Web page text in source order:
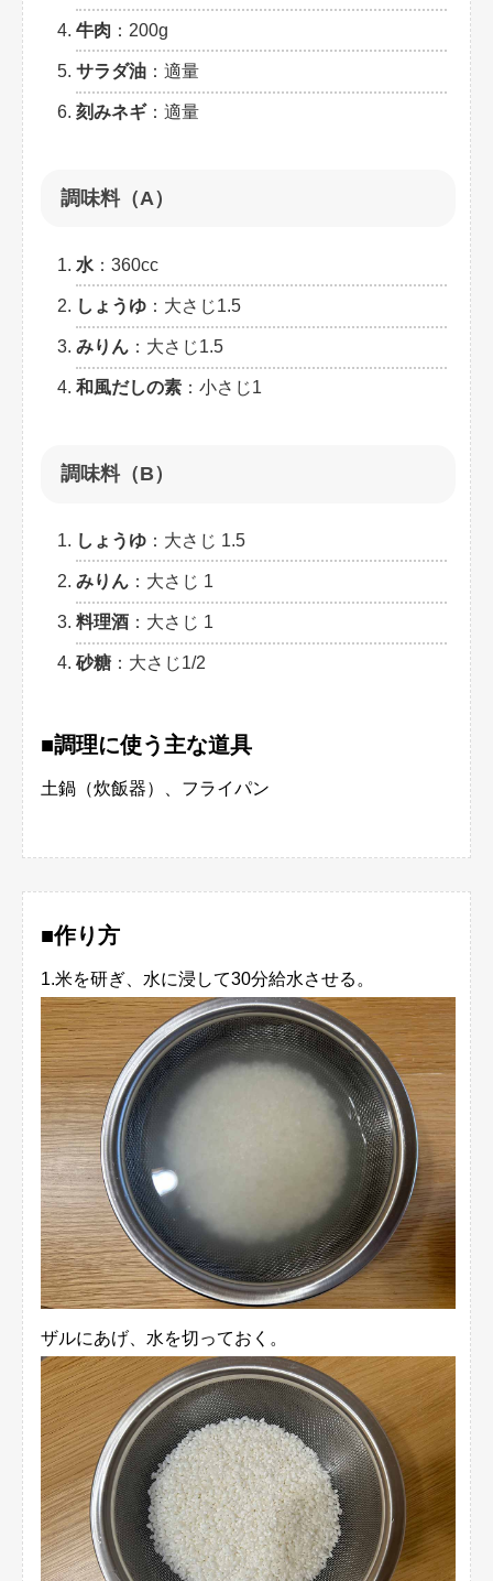
牛肉 ：200g
サラダ油 ：適量
刻みネギ：適量
調味料（A）
水 ：360cc
しょうゆ ：大さじ1.5
みりん ：大さじ1.5
和風だしの素 ：小さじ1
調味料（B）
しょうゆ ：大さじ 1.5
みりん ：大さじ 1
料理酒 ：大さじ 1
砂糖 ：大さじ1/2
■調理に使う主な道具
土鍋（炊飯器）、フライパン
■作り方
1.米を研ぎ、水に浸して30分給水させる。
ザルにあげ、水を切っておく。